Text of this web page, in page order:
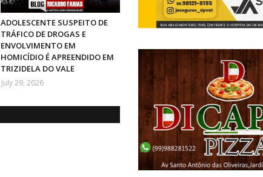
ADOLESCENTE SUSPEITO DE
TRÁFICO DE DROGAS E
ENVOLVIMENTO EM
HOMICÍDIO É APREENDIDO EM
TRIZIDELA DO VALE
July 29, 2026